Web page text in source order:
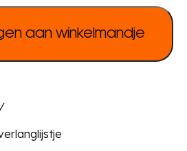
aan winkelmandje